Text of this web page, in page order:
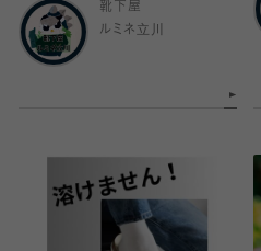
靴下屋
ルミネ立川